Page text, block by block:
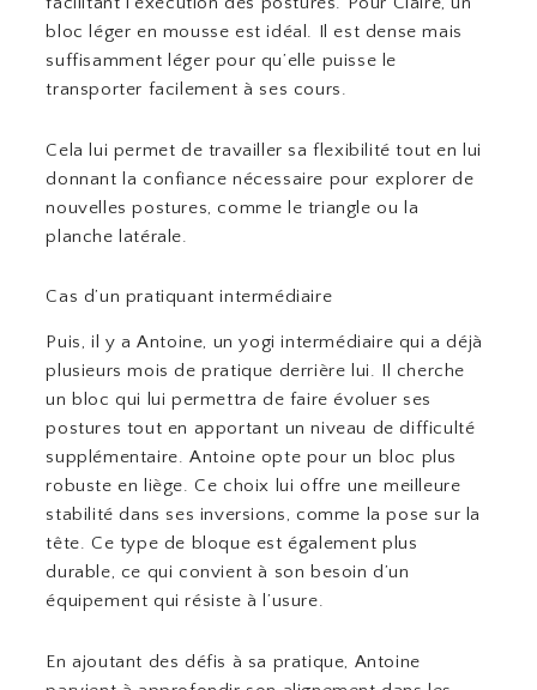
bloc léger en mousse est idéal. Il est dense mais
suffisamment léger pour qu’elle puisse le
transporter facilement à ses cours.
Cela lui permet de travailler sa flexibilité tout en lui
donnant la confiance nécessaire pour explorer de
nouvelles postures, comme le triangle ou la
planche latérale.
Cas d’un pratiquant intermédiaire
Puis, il y a Antoine, un yogi intermédiaire qui a déjà
plusieurs mois de pratique derrière lui. Il cherche
un bloc qui lui permettra de faire évoluer ses
postures tout en apportant un niveau de difficulté
supplémentaire. Antoine opte pour un bloc plus
robuste en liège. Ce choix lui offre une meilleure
stabilité dans ses inversions, comme la pose sur la
tête. Ce type de bloque est également plus
durable, ce qui convient à son besoin d’un
équipement qui résiste à l’usure.
En ajoutant des défis à sa pratique, Antoine